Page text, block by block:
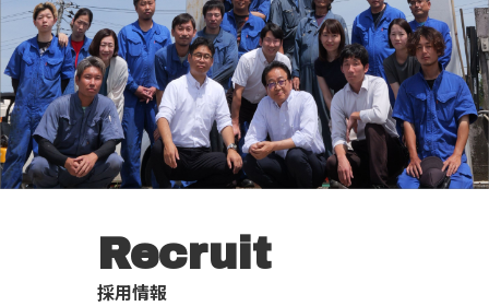
Recruit
採用情報